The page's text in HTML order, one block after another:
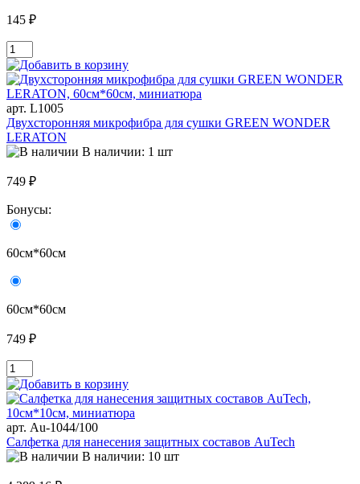
145 ₽
арт. L1005
Двухсторонняя микрофибра для сушки GREEN WONDER
LERATON
В наличии: 1 шт
749 ₽
Бонусы:
60см*60см
60см*60см
749 ₽
арт. Au-1044/100
Салфетка для нанесения защитных составов AuTech
В наличии: 10 шт